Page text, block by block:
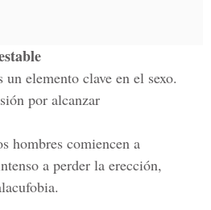
elemento clave en el sexo.
por alcanzar
hombres comiencen a
a perder la erección,